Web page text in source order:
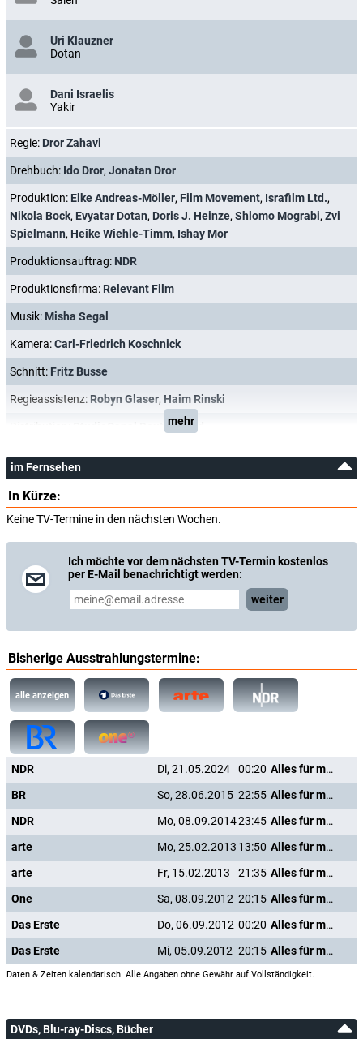
Uri Klauzner
Dotan
Dani Israelis
Yakir
Regie: Dror Zahavi
Drehbuch: Ido Dror, Jonatan Dror
Produktion: Elke Andreas-Möller, Film Movement, Israfilm Ltd.,
Nikola Bock, Evyatar Dotan, Doris J. Heinze, Shlomo Mograbi, Zvi
Spielmann, Heike Wiehle-Timm, Ishay Mor
Produktionsauftrag: NDR
Produktionsfirma: Relevant Film
Musik: Misha Segal
Kamera:Carl-Friedrich Koschnick
Schnitt: Fritz Busse
Regieassistenz: Robyn Glaser, Haim Rinski
StudioCanal Deutschland
mehr
im Fernsehen
In Kürze:
Keine TV-Termine in den nächsten Wochen.
Ich möchte vor dem nächsten TV-Termin kostenlos
per E-Mail benachrichtigt werden:
weiter
Bisherige Ausstrahlungstermine:
alle anzeigen
NDR Di, 21.05.2024 00:20
Alles für meinen Vater
BR
So, 28.06.2015 22:55
Alles für meinen Vater
NDR
Mo, 08.09.201423:45
Alles für meinen Vater
arte
Mo, 25.02.2013 13:50
Alles für meinen Vater
arte
Fr, 15.02.2013 21:35
Alles für meinen Vater
One
Sa, 08.09.2012 20:15
Alles für meinen Vater
Das Erste
Do, 06.09.2012 00:20
Alles für meinen Vater
Das Erste
Mi, 05.09.2012 20:15 Alles für meinen Vater
Daten & Zeiten kalendarisch. Alle Angaben ohne Gewähr auf Vollständigkeit.
DVDs, Blu-ray-Discs, Bücher